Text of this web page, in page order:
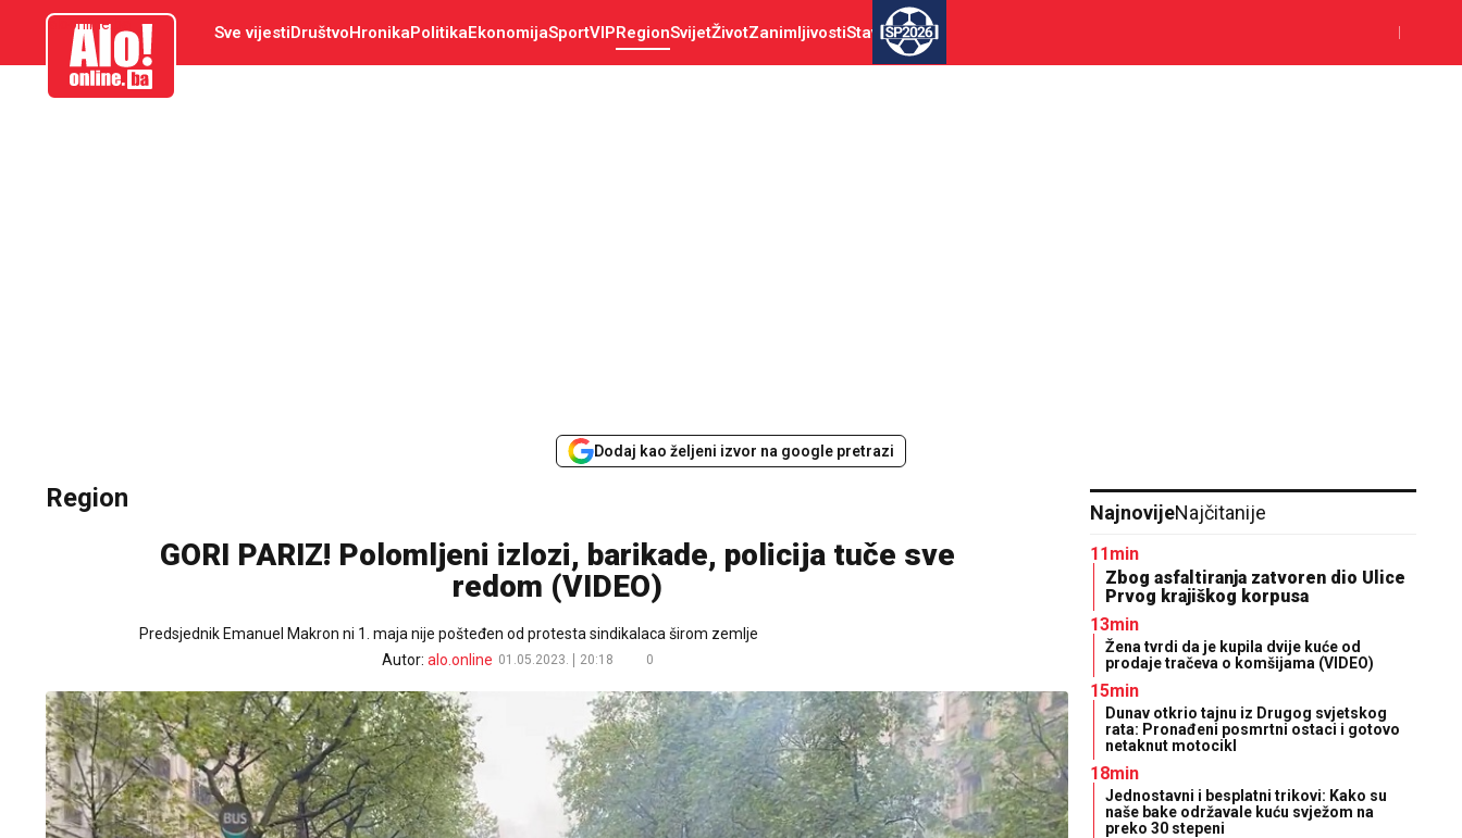
aloonline.ba Sve vijestiDruštvoHronikaPolitikaEkonomijaSportVIPRegionSvijetŽivotZanimljivostiStav SP2026
Dodaj kao željeni izvor na google pretrazi
Region
GORI PARIZ! Polomljeni izlozi, barikade, policija tuče sve
redom (VIDEO)
Predsjednik Emanuel Makron ni 1. maja nije pošteđen od protesta sindikalaca širom zemlje
Autor: alo.online 01.05.2023. 20:18 0
NajnovijeNajčitanije
11min
Zbog asfaltiranja zatvoren dio Ulice
Prvog krajiškog korpusa
13min
Žena tvrdi da je kupila dvije kuće od
prodaje tračeva o komšijama (VIDEO)
15min
Dunav otkrio tajnu iz Drugog svjetskog
rata: Pronađeni posmrtni ostaci i gotovo
netaknut motocikl
18min
Jednostavni i besplatni trikovi: Kako su
naše bake održavale kuću svježom na
preko 30 stepeni